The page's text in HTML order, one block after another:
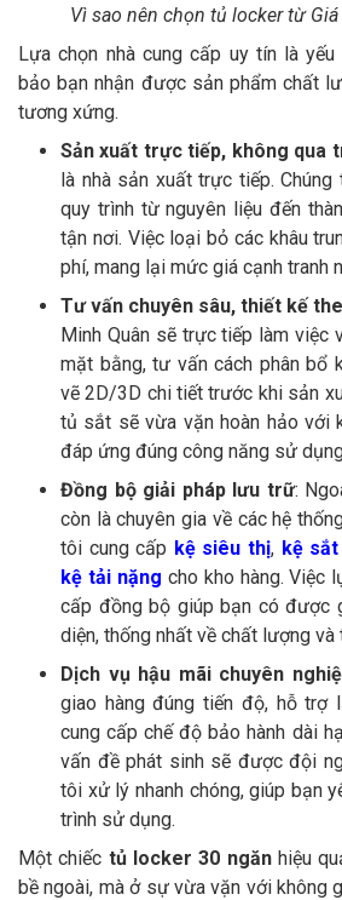
Vì sao nên chọn tủ locker từ
Lựa chọn nhà cung cấp uy tín là
bảo bạn nhận được sản phẩm chất
tương xứng.
Sản xuất trực tiếp, không qua
là nhà sản xuất trực tiếp.
quy trình từ nguyên liệu đến
tận nơi. Việc loại bỏ các khâu
phí, mang lại mức giá cạnh tranh
Tư vấn chuyên sâu, thiết kế
Minh Quân sẽ trực tiếp làm việc
mặt bằng, tư vấn cách phân bổ
vẽ 2D/3D chi tiết trước khi sản
tủ sắt sẽ vừa vặn hoàn hảo với
đáp ứng đúng công năng sử
Đồng bộ giải pháp lưu trữ:
còn là chuyên gia về các hệ
tôi cung cấp kệ siêu thị, kệ
kệ tải nặng cho kho hàng. Việc
cấp đồng bộ giúp bạn có được
diện, thống nhất về chất lượng và
Dịch vụ hậu mãi chuyên
giao hàng đúng tiến độ, hỗ trợ
cung cấp chế độ bảo hành dài
vấn đề phát sinh sẽ được đội
tôi xử lý nhanh chóng, giúp bạn
trình sử dụng.
Một chiếc tủ locker 30 ngănhiệu
bề ngoài, mà ở sự vừa vặn với không